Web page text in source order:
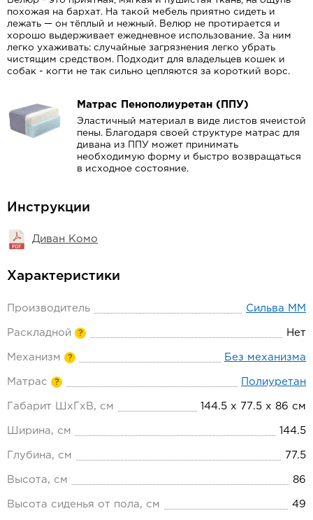
похожая на бархат. На такой мебель приятно сидеть и
лежать — он тёплый и нежный. Велюр не протирается и
хорошо выдерживает ежедневное использование. За ним
легко ухаживать: случайные загрязнения легко убрать
чистящим средством.
Подходит для владельцев кошек и
собак - когти не так сильно цепляются за короткий ворс.
Матрас Пенополиуретан (ППУ)
Эластичный материал в виде листов ячеистой
пены. Благодаря своей структуре матрас для
дивана из ППУ может принимать
необходимую форму и быстро возвращаться
в исходное состояние.
Инструкции
Диван Комо
Характеристики
Производитель Сильва ММ
Раскладной ? Нет
Механизм ? Без механизма
Матрас ? Полиуретан
Габарит ШхГхВ, см 144.5 х 77.5 х 86 см
Ширина, см 144.5
Глубина, см 77.5
Высота, см 86
Высота сиденья от пола, см 49